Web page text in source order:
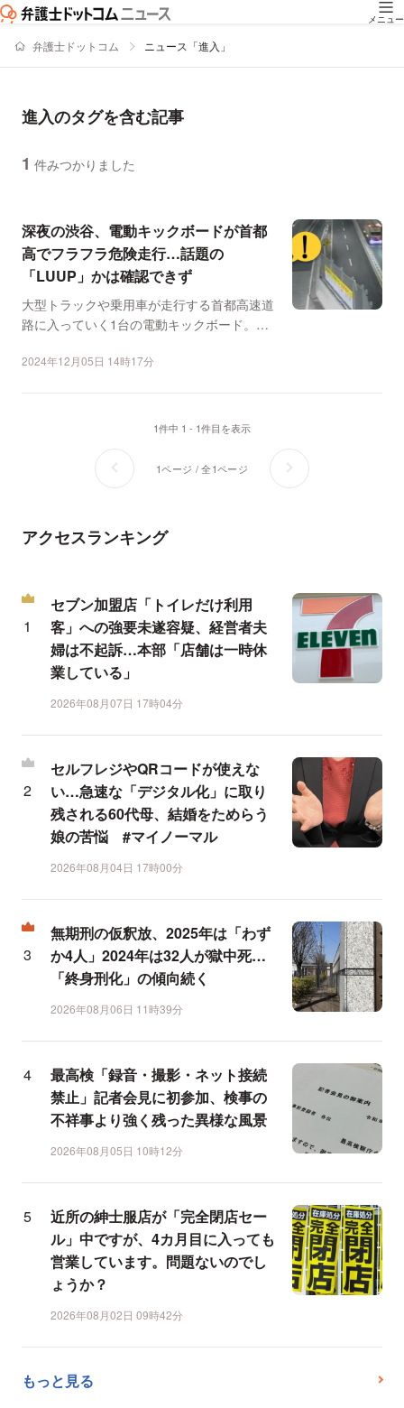
メニュー
弁護士ドットコム ニュース「進入」
進入のタグを含む記事
1 件みつかりました
深夜の渋谷、電動キックボードが首都
高でフラフラ危険走行…話題の
「LUUP」かは確認できず
大型トラックや乗用車が走行する首都高速道
路に入っていく1台の電動キックボード。首
2024年12月05日 14時17分
1件中 1 - 1件目を表示
1ページ / 全1ページ
アクセスランキング
セブン加盟店「トイレだけ利用
客」への強要未遂容疑、経営者夫
婦は不起訴…本部「店舗は一時休
業している」
2026年08月07日 17時04分
セルフレジやQRコードが使えな
い…急速な「デジタル化」に取り
残される60代母、結婚をためらう
娘の苦悩 #マイノーマル
2026年08月04日 17時00分
無期刑の仮釈放、2025年は「わず
か4人」2024年は32人が獄中死…
「終身刑化」の傾向続く
2026年08月06日 11時39分
最高検「録音・撮影・ネット接続
禁止」記者会見に初参加、検事の
不祥事より強く残った異様な風景
2026年08月05日 10時12分
近所の紳士服店が「完全閉店セー
ル」中ですが、4カ月目に入っても
営業しています。問題ないのでし
ょうか？
2026年08月02日 09時42分
もっと見る